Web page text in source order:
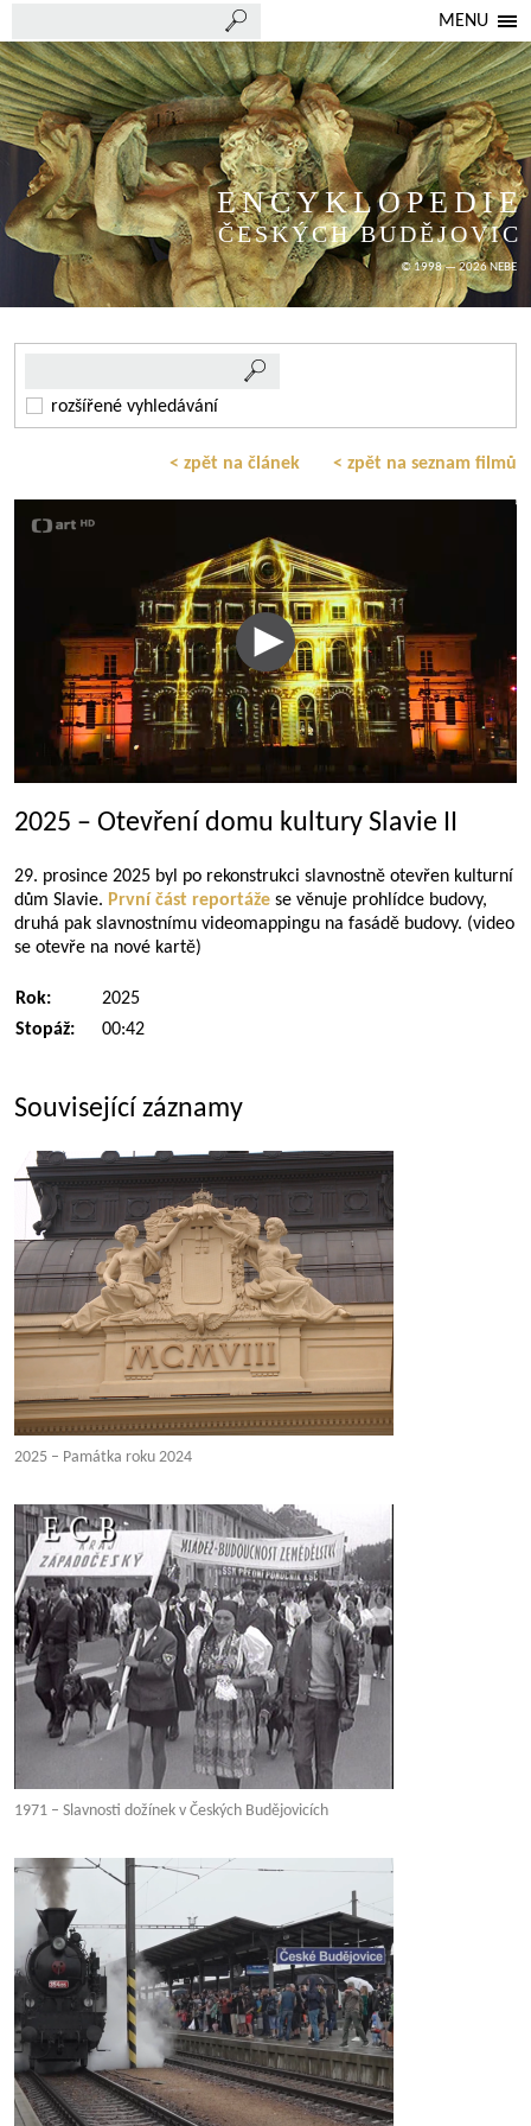
MENU
ENCYKLOPEDIE
ČESKÝCH BUDĚJOVIC
© 1998 — 2026 NEBE
rozšířené vyhledávání
< zpět na článek < zpět na seznam filmů
2025 – Otevření domu kultury Slavie II
29. prosince 2025 byl po rekonstrukci slavnostně otevřen kulturní
dům Slavie. První část reportáže se věnuje prohlídce budovy,
druhá pak slavnostnímu videomappingu na fasádě budovy. (video
se otevře na nové kartě)
Rok:
2025
Stopáž:
00:42
Související záznamy
2025 – Památka roku 2024
1971 – Slavnosti dožínek v Českých Budějovicích